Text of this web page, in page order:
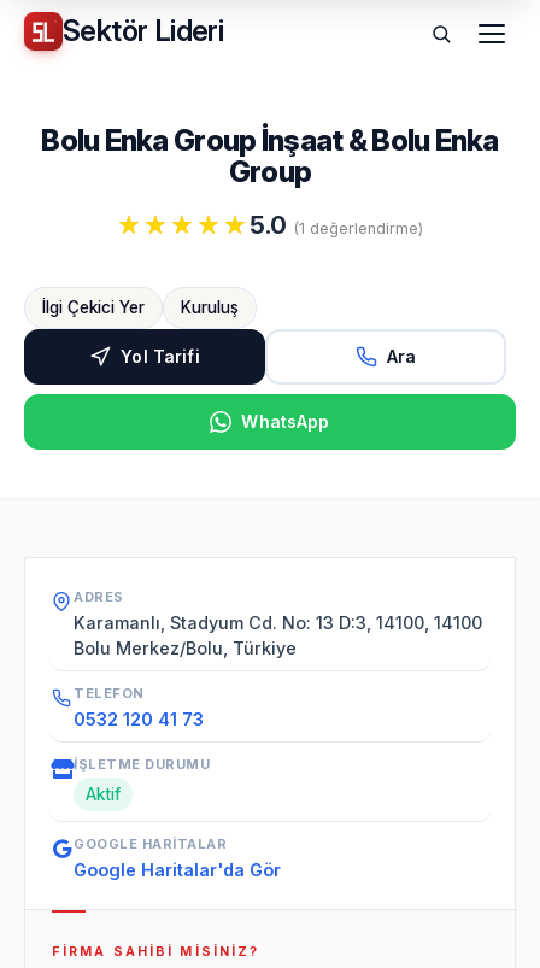
Sektör Lideri Menü
Bolu Enka Group İnşaat & Bolu Enka
Group
5.0 (1 değerlendirme)
İlgi Çekici Yer Kuruluş
Yol Tarifi Ara
WhatsApp
ADRES
Karamanlı, Stadyum Cd. No: 13 D:3, 14100, 14100
Bolu Merkez/Bolu, Türkiye
TELEFON
0532 120 41 73
İŞLETME DURUMU
Aktif
GOOGLE HARITALAR
Google Haritalar'da Gör
FIRMA SAHIBI MISINIZ?